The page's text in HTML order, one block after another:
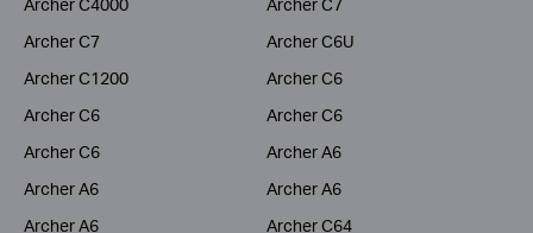
Archer C4000
Archer C7
Archer C7
Archer C6U
Archer C1200
Archer C6
Archer C6
Archer C6
Archer C6
Archer A6
Archer A6
Archer A6
Archer A6
Archer C64